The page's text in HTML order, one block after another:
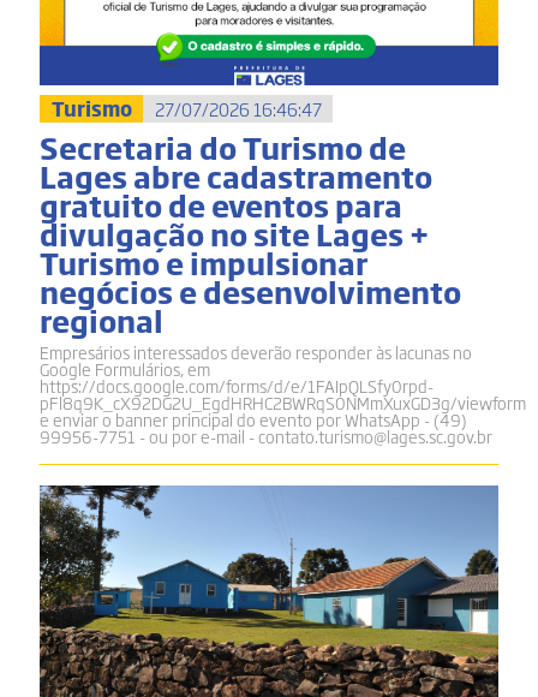
Turismo 27/07/2026 16:46:47
Secretaria do Turismo de
Lages abre cadastramento
gratuito de eventos para
divulgação no site Lages +
Turismo e impulsionar
negócios e desenvolvimento
regional
Empresários interessados deverão responder às lacunas no
Google Formulários, em
https://docs.google.com/forms/d/e/1FAIpQLSfy0rpd-
pFl8q9K_cX92DG2U_EgdHRHC2BWRqS0NMmXuxGD3g/viewform
e enviar o banner principal do evento por WhatsApp - (49)
99956-7751 - ou por e-mail - contato.turismo@lages.sc.gov.br